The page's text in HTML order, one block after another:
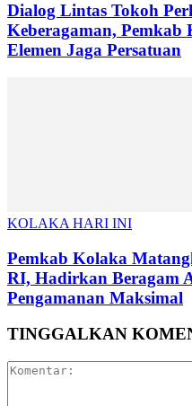
Dialog Lintas Tokoh
Keberagaman,
Elemen Jaga Persatuan
KOLAKA HARI INI
Pemkab Kolaka
RI, Hadirkan Beragam
Pengamanan Maksimal
TINGGALKAN